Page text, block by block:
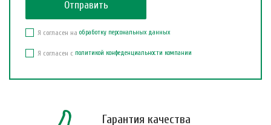
Я согласен на обработку персональных данных
Я согласен с политикой конфеденциальности компании
Гарантия качества